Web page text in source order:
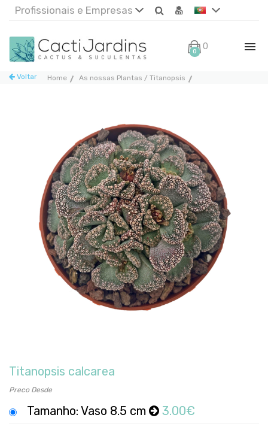
Profissionais e Empresas
0 0€
Home As nossas Plantas / Titanopsis
Voltar
Titanopsis calcarea
Preco Desde
Tamanho: Vaso 8.5 cm 3.00€